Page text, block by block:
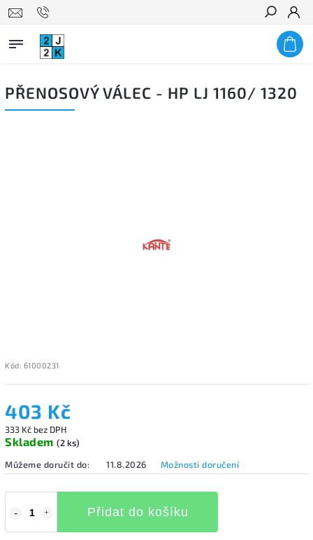
Hledat
PŘENOSOVÝ VÁLEC - HP LJ 1160/ 1320
Kód: 61000231
403 Kč
333 Kč bez DPH
Skladem (2 ks)
Můžeme doručit do:
11.8.2026 Možnosti doručení
Přidat do košíku